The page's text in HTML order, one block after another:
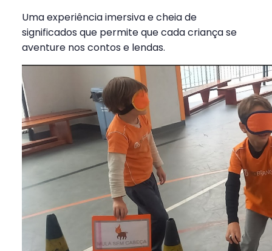
Uma experiência imersiva e cheia de
significados que permite que cada criança se
aventure nos contos e lendas.